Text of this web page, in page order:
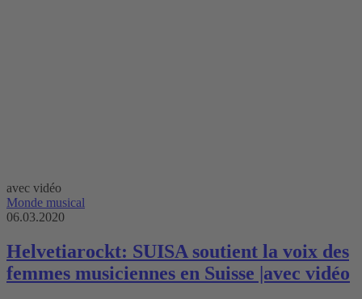
avec vidéo
Monde musical
06.03.2020
Helvetiarockt: SUISA soutient la voix des
femmes musiciennes en Suisse |avec vidéo